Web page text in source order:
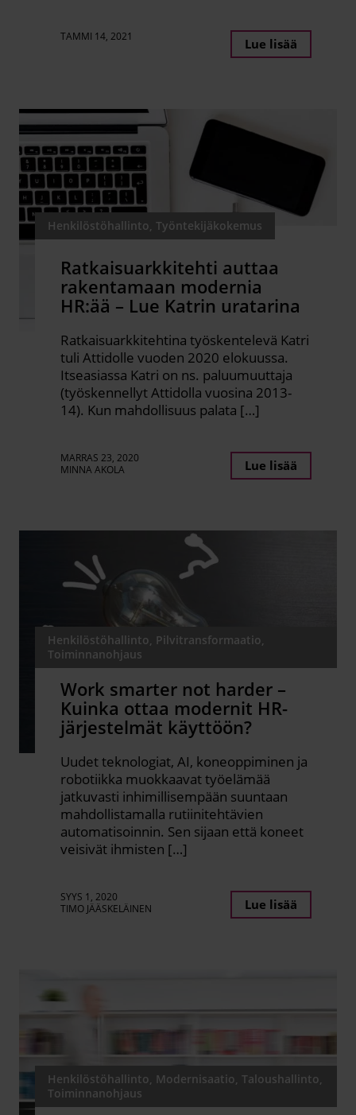
TAMMI 14, 2021 Lue lisää
Henkilöstöhallinto, Työntekijäkokemus
Ratkaisuarkkitehti auttaa
rakentamaan modernia
HR:ää – Lue Katrin uratarina
Ratkaisuarkkitehtina työskentelevä Katri
tuli Attidolle vuoden 2020 elokuussa.
Itseasiassa Katri on ns. paluumuuttaja
(työskennellyt Attidolla vuosina 2013-
14). Kun mahdollisuus palata […]
MARRAS 23, 2020
MINNA AKOLA
Lue lisää
Henkilöstöhallinto, Pilvitransformaatio,
Toiminnanohjaus
Work smarter not harder –
Kuinka ottaa modernit HR-
järjestelmät käyttöön?
Uudet teknologiat, AI, koneoppiminen ja
robotiikka muokkaavat työelämää
jatkuvasti inhimillisempään suuntaan
mahdollistamalla rutiinitehtävien
automatisoinnin. Sen sijaan että koneet
veisivät ihmisten […]
SYYS 1, 2020
TIMO JÄÄSKELÄINEN
Lue lisää
Henkilöstöhallinto, Modernisaatio, Taloushallinto,
Toiminnanohjaus